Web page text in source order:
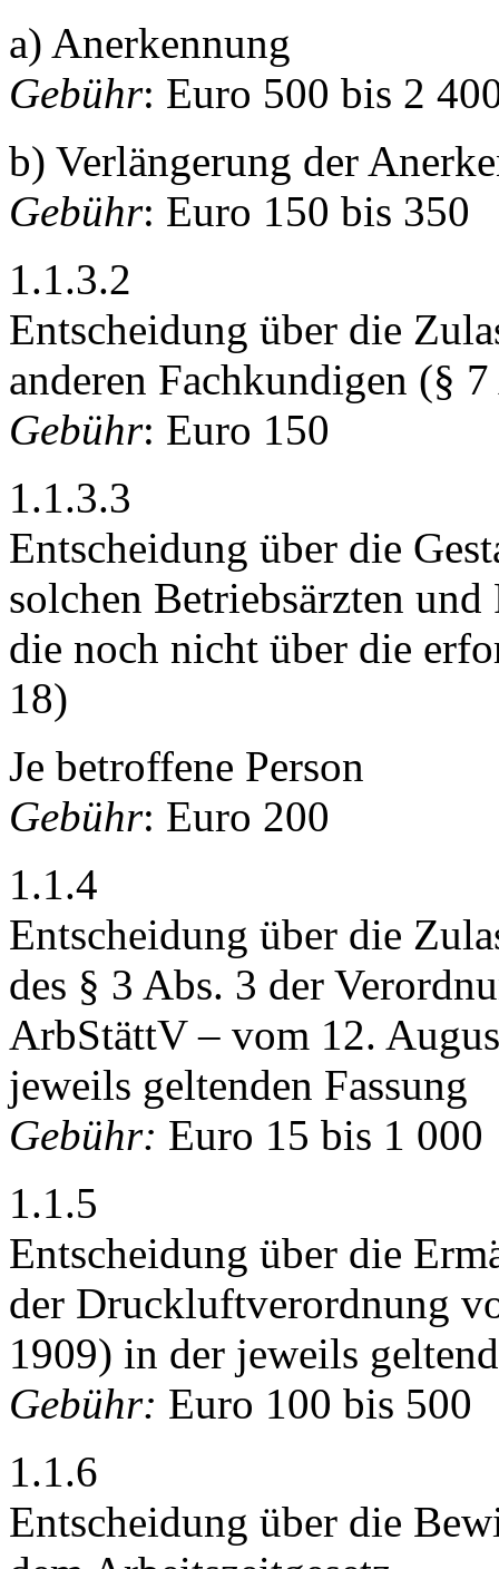
a) Anerkennung
Gebühr: Euro 500 bis 2
b) Verlängerung der
Gebühr: Euro 150 bis 350
1.1.3.2
Entscheidung über die
anderen Fachkundigen (§
Gebühr: Euro 150
1.1.3.3
Entscheidung über die
solchen Betriebsärzten
die noch nicht über die
18)
Je betroffene Person
Gebühr: Euro 200
1.1.4
Entscheidung über die
des § 3 Abs. 3 der
ArbStättV – vom 12.
jeweils geltenden Fassung
Gebühr: Euro 15 bis 1 000
1.1.5
Entscheidung über die
der Druckluftverordnung
1909) in der jeweils
Gebühr: Euro 100 bis 500
1.1.6
Entscheidung über die